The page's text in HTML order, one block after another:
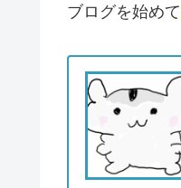
ブログを始めて